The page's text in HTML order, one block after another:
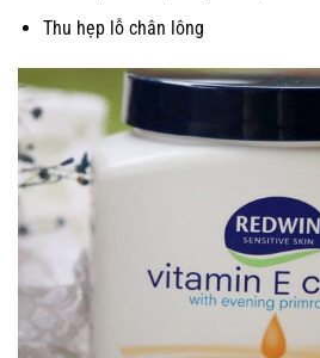
Thu hẹp lỗ chân lông